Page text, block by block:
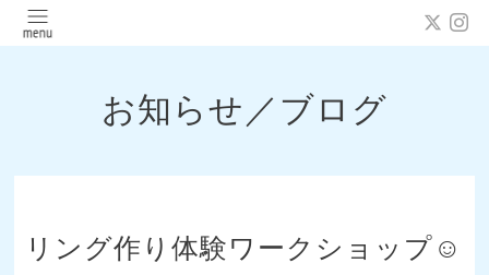
お知らせ／ブログ
リング作り体験ワークショップ☺️